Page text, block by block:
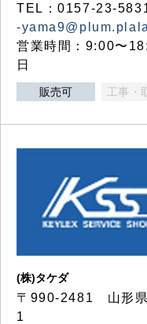
TEL：0157-23-
-
営業時間：9:00〜
日
販売可 工事・
(株)タケダ
〒990-2481 山形県
1